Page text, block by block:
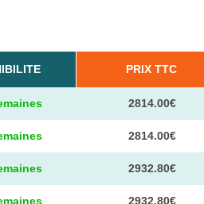
PRIX TTC
2814.00€
2814.00€
2932.80€
2932.80€